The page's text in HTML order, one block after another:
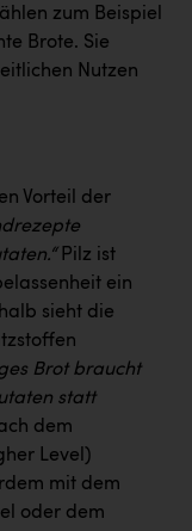
zum Beispiel
Brote. Sie
Nutzen
Vorteil der
Pilz ist
ein
sieht die
Brot braucht
statt
dem
Level)
mit dem
oder dem